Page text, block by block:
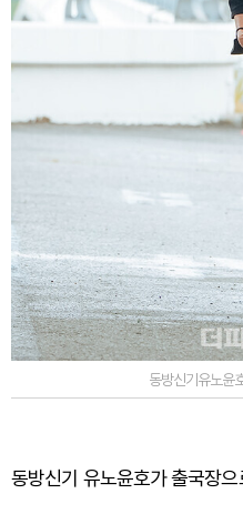
동방신기유노윤
동방신기 유노윤호가 출국장